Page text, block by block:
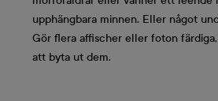
upphängbara minnen. Eller något
Gör flera affischer eller foton
att byta ut dem.